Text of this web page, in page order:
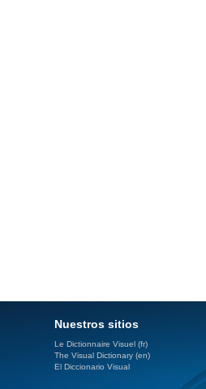
Nuestros sitios
Le Dictionnaire Visuel (fr)
The Visual Dictionary (en)
El Diccionario Visual